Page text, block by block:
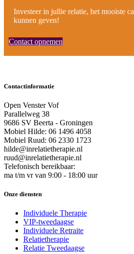
Investeer in jullie relatie, het mooiste
kunnen geven!
Contact opnemen
Contactinformatie
Open Venster Vof
Parallelweg 38
9686 SV Beerta - Groningen
Mobiel Hilde: 06 1496 4058
Mobiel Ruud: 06 2330 1723
hilde@inrelatietherapie.nl
ruud@inrelatietherapie.nl
Telefonisch bereikbaar:
ma t/m vr van 9:00 - 18:00 uur
Onze diensten
Individuele Therapie
VIP-tweedaagse
Individuele Retraite
Relatietherapie
Relatie Tweedaagse